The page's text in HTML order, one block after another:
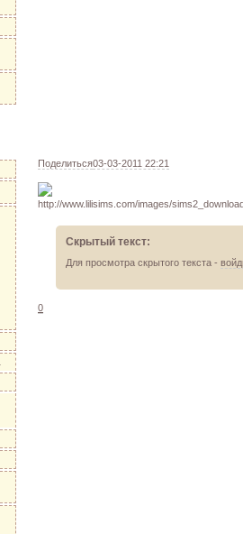
Поделиться03-03-2011 22:21
Скрытый текст:
Для просмотра скрытого текста -
0